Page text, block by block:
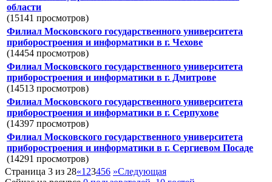
области
(15141 просмотров)
Филиал Московского государственного университета
приборостроения и информатики в г. Чехове
(14454 просмотров)
Филиал Московского государственного университета
приборостроения и информатики в г. Дмитрове
(14513 просмотров)
Филиал Московского государственного университета
приборостроения и информатики в г. Серпухове
(14397 просмотров)
Филиал Московского государственного университета
приборостроения и информатики в г. Сергиевом Посаде
(14291 просмотров)
Страница 3 из 28«1 23456 »Следующая